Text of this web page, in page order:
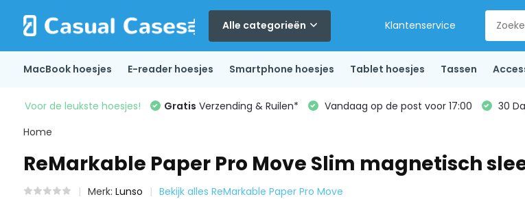
Alle categorieën Klantenservice
MacBook hoesjes E-reader hoesjes Smartphone hoesjes Tablet hoesjes Tassen
Voor de leukste hoesjes! Gratis Verzending & Ruilen* Vandaag op de post voor 17:00
30
Home
ReMarkable Paper Pro Move Slim magnetisch
Merk: Lunso Bekijk alles ReMarkable Paper Pro Move